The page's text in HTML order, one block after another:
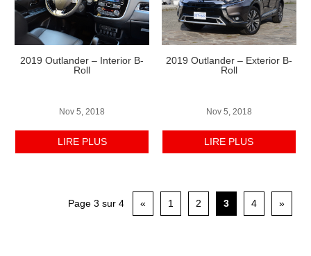
2019 Outlander – Interior B-
Roll
Nov 5, 2018
LIRE PLUS
2019 Outlander – Exterior B-
Roll
Nov 5, 2018
LIRE PLUS
Page 3 sur 4 « 1 2 3 4 »